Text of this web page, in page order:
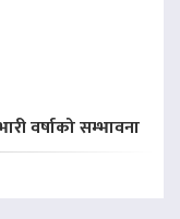
वर्षाको सम्भावना